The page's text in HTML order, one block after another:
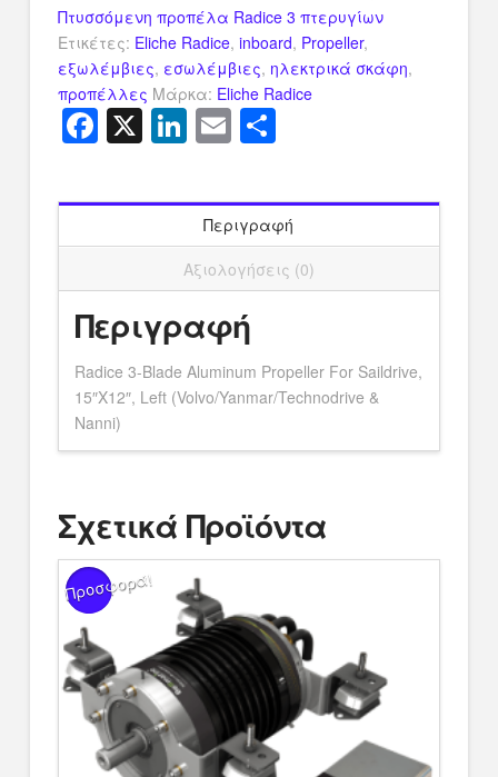
Πτυσσόμενη προπέλα Radice 3 πτερυγίων
Ετικέτες: Eliche Radice, inboard, Propeller,
εξωλέμβιες, εσωλέμβιες, ηλεκτρικά σκάφη,
προπέλλες Μάρκα: Eliche Radice
Facebook
X LinkedIn
Email
Περιγραφή
Αξιολογήσεις (0)
Περιγραφή
Radice 3-Blade Aluminum Propeller For Saildrive,
15″X12″, Left (Volvo/Yanmar/Technodrive &
Nanni)
Σχετικά Προϊόντα
Προσφορά!